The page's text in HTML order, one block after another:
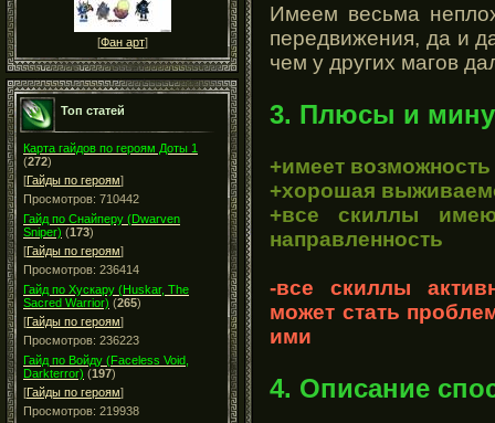
[Фан арт]
Топ статей
Карта гайдов по героям Доты 1
(272)
[Гайды по героям]
Просмотров: 710442
Гайд по Снайперу (Dwarven
Sniper) (173)
[Гайды по героям]
Просмотров: 236414
Гайд по Хускару (Huskar, The
Sacred Warrior) (265)
[Гайды по героям]
Просмотров: 236223
Гайд по Войду (Faceless Void,
Darkterror) (197)
[Гайды по героям]
Просмотров: 219938
Имеем весьма
передвижения, да и
чем у других магов
3. Плюсы и
+имеет
+хорошая
+все скиллы
направленность
-все скиллы
может стать
ими
4. Описание